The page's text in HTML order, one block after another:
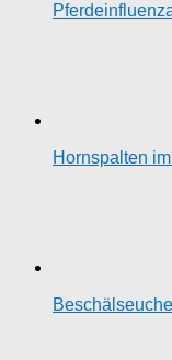
Hornspalten